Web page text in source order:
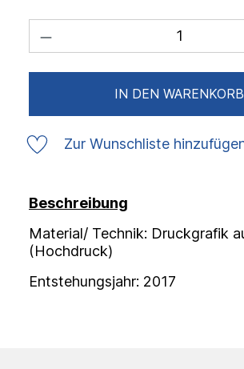
IN DEN WARENKORB
Zur Wunschliste
Beschreibung
Material/ Technik: Druckgrafik
(Hochdruck)
Entstehungsjahr: 2017